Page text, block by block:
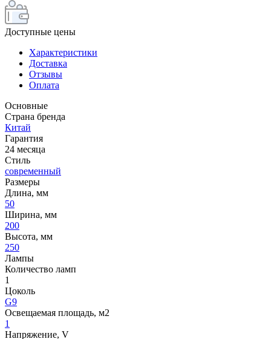
Доступные цены
Характеристики
Доставка
Отзывы
Оплата
Основные
Страна бренда
Китай
Гарантия
24 месяца
Стиль
современный
Размеры
Длина, мм
50
Ширина, мм
200
Высота, мм
250
Лампы
Количество ламп
1
Цоколь
G9
Освещаемая площадь, м2
1
Напряжение, V